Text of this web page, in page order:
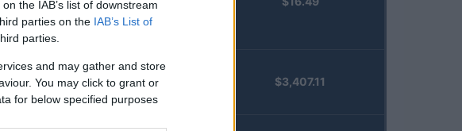
the IAB’s list of downstream
parties on the IAB’s List of
parties.
and may gather and store
You may click to grant or
for below specified purposes
a
Injective
Vested XOR
(VXOR)
$3,407.11